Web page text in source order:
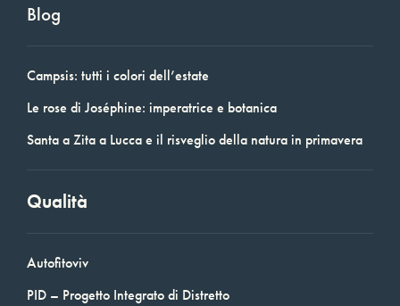
Blog
Campsis: tutti i colori dell’estate
Le rose di Joséphine: imperatrice e botanica
Santa a Zita a Lucca e il risveglio della natura in primavera
Qualità
Autofitoviv
PID – Progetto Integrato di Distretto